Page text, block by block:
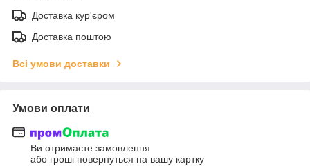
Доставка кур'єром
Доставка поштою
Всі умови доставки
Умови оплати
Ви отримаєте замовлення
або гроші повернуться на вашу картку